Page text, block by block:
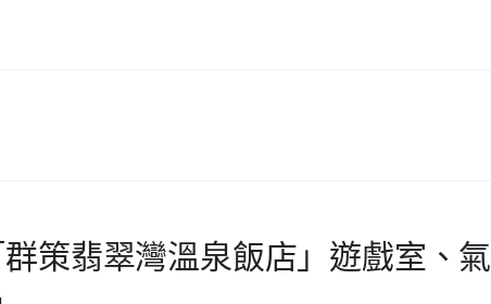
策翡翠灣溫泉飯店」遊戲室、氣